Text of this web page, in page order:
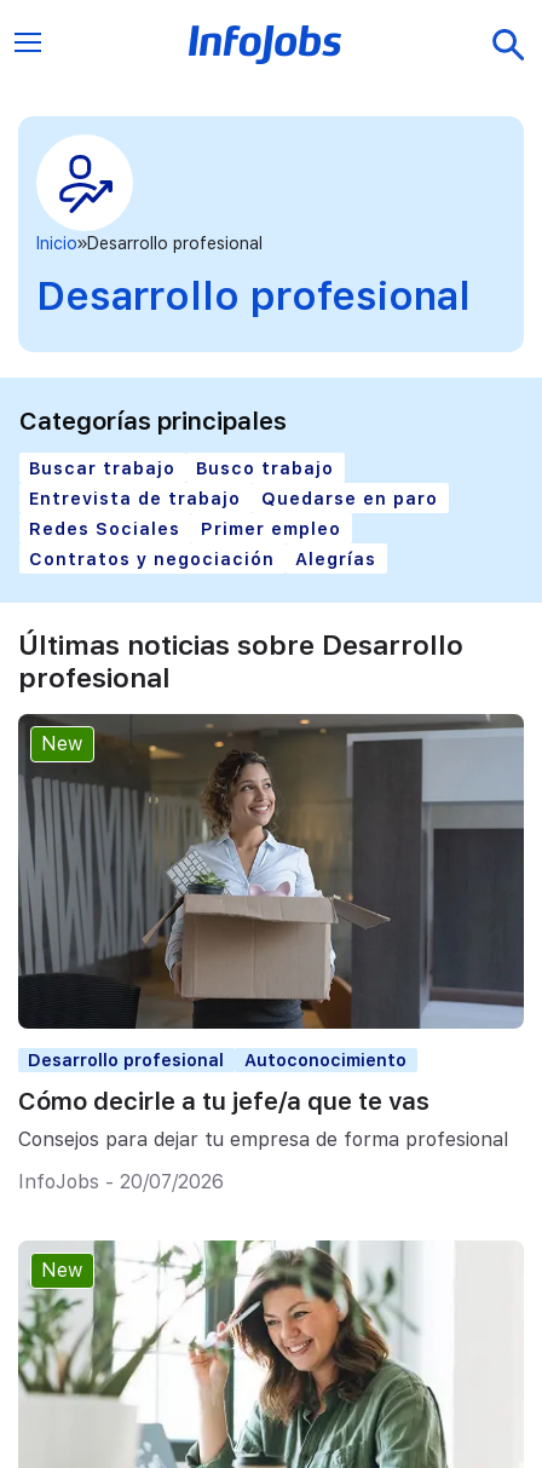
Inicio Desarrollo profesional
Desarrollo profesional
Categorías principales
Buscar trabajo
Busco trabajo
Entrevista de trabajo
Quedarse en paro
Redes Sociales
Primer empleo
Contratos y negociación
Alegrías
Últimas noticias sobre Desarrollo
profesional
New
Desarrollo profesional Autoconocimiento
Cómo decirle a tu jefe/a que te vas
Consejos para dejar tu empresa de forma profesional
InfoJobs - 20/07/2026
New